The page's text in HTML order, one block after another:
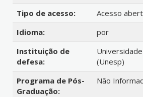
Tipo de acesso:
Acesso
Idioma:
por
Instituição de
defesa:
(Unesp)
Programa de Pós-
Graduação:
Não